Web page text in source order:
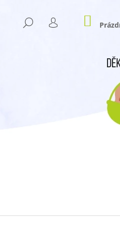
HLEDAT
PŘIHLÁŠENÍ